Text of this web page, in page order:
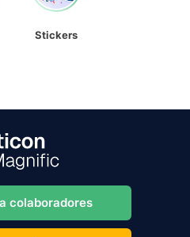
Stickers
colaboradores